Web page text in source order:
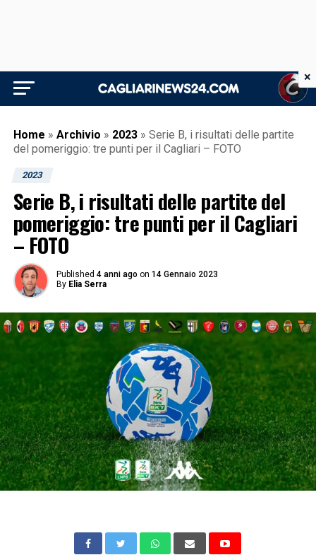
Home » Archivio » 2023 » Serie B, i risultati delle partite
del pomeriggio: tre punti per il Cagliari – FOTO
2023
Serie B, i risultati delle partite del
pomeriggio: tre punti per il Cagliari
– FOTO
Published 4 anni ago on 14 Gennaio 2023
By Elia Serra
×